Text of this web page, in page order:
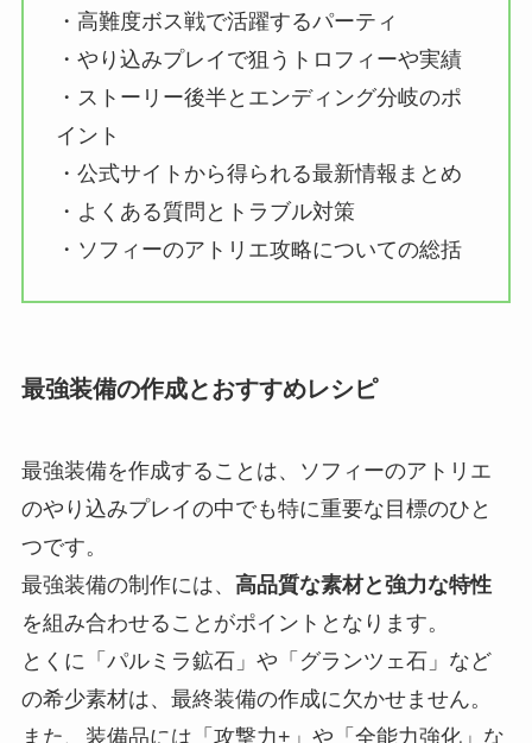
・高難度ボス戦で活躍するパーティ
・やり込みプレイで狙うトロフィーや実績
・ストーリー後半とエンディング分岐のポ
イント
・公式サイトから得られる最新情報まとめ
・よくある質問とトラブル対策
・ソフィーのアトリエ攻略についての総括
最強装備の作成とおすすめレシピ
最強装備を作成することは、ソフィーのアトリエ
のやり込みプレイの中でも特に重要な目標のひと
つです。
最強装備の制作には、 高品質な素材と強力な特性
を組み合わせることがポイントとなります。
とくに「パルミラ鉱石」や「グランツェ石」など
の希少素材は、最終装備の作成に欠かせません。
また、装備品には「攻撃力+」や「全能力強化」な